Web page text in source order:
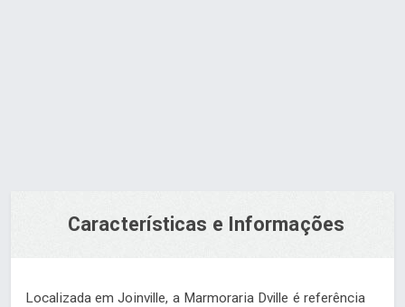
Características e Informações
Localizada em Joinville, a Marmoraria Dville é referência